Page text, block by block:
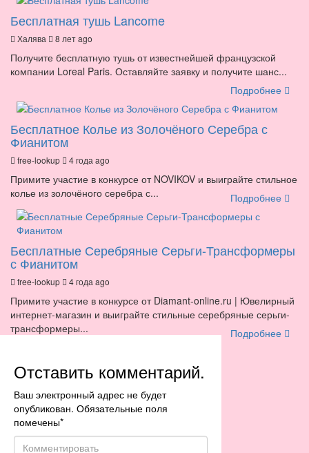
Бесплатная тушь Lancome
Халява 8 лет ago
Получите бесплатную тушь от известнейшей французской
компании Loreal Paris. Оставляйте заявку и получите шанс...
Подробнее
Бесплатное Колье из Золочёного Серебра с
Фианитом
free-lookup 4 года ago
Примите участие в конкурсе от NOVIKOV и выиграйте стильное
колье из золочёного серебра с...
Подробнее
Бесплатные Серебряные Серьги-Трансформеры
с Фианитом
free-lookup 4 года ago
Примите участие в конкурсе от Diamant-online.ru | Ювелирный
интернет-магазин и выиграйте стильные серебряные серьги-
трансформеры...
Подробнее
Отставить комментарий.
Ваш электронный адрес не будет
опубликован. Обязательные поля
помечены*